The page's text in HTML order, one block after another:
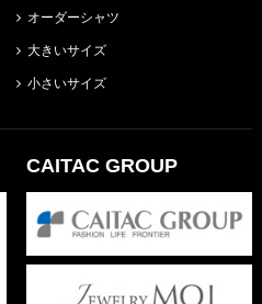
オーダーシャツ
大きいサイズ
小さいサイズ
CAITAC GROUP